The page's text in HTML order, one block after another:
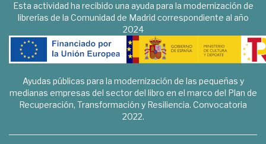
Esta actividad ha recibido una ayuda para la modernización de
librerías de la Comunidad de Madrid correspondiente al año
2024
Ayudas públicas para la modernización de las pequeñas y
medianas empresas del sector del libro en el marco del Plan de
Recuperación, Transformación y Resiliencia. Convocatoria
2022.